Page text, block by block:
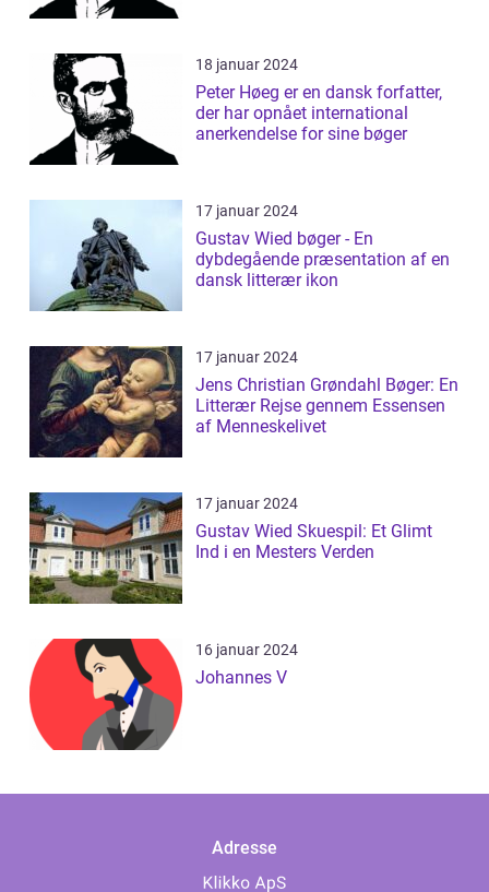
18 januar 2024
Peter Høeg er en dansk forfatter,
der har opnået international
anerkendelse for sine bøger
17 januar 2024
Gustav Wied bøger - En
dybdegående præsentation af en
dansk litterær ikon
17 januar 2024
Jens Christian Grøndahl Bøger: En
Litterær Rejse gennem Essensen
af Menneskelivet
17 januar 2024
Gustav Wied Skuespil: Et Glimt
Ind i en Mesters Verden
16 januar 2024
Johannes V
Adresse